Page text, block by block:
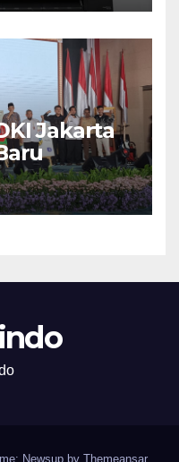
Jakarta
Newsup by Themeansar.